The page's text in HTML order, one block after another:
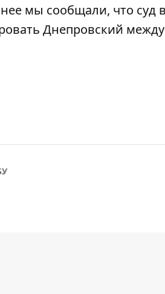
мы сообщали, что суд
Днепровский